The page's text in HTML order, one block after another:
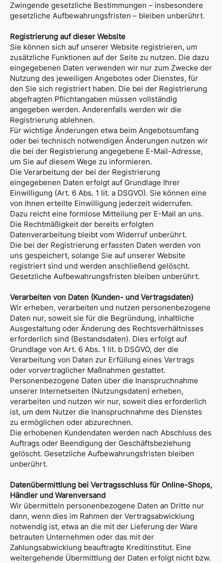
Zwingende gesetzliche Bestimmungen – insbesondere
gesetzliche Aufbewahrungsfristen – bleiben unberührt.
Registrierung auf dieser Website
Sie können sich auf unserer Website registrieren, um
zusätzliche Funktionen auf der Seite zu nutzen. Die dazu
eingegebenen Daten verwenden wir nur zum Zwecke der
Nutzung des jeweiligen Angebotes oder Dienstes, für
den Sie sich registriert haben. Die bei der Registrierung
abgefragten Pflichtangaben müssen vollständig
angegeben werden. Anderenfalls werden wir die
Registrierung ablehnen.
Für wichtige Änderungen etwa beim Angebotsumfang
oder bei technisch notwendigen Änderungen nutzen wir
die bei der Registrierung angegebene E-Mail-Adresse,
um Sie auf diesem Wege zu informieren.
Die Verarbeitung der bei der Registrierung
eingegebenen Daten erfolgt auf Grundlage Ihrer
Einwilligung (Art. 6 Abs. 1 lit. a DSGVO). Sie können eine
von Ihnen erteilte Einwilligung jederzeit widerrufen.
Dazu reicht eine formlose Mitteilung per E-Mail an uns.
Die Rechtmäßigkeit der bereits erfolgten
Datenverarbeitung bleibt vom Widerruf unberührt.
Die bei der Registrierung erfassten Daten werden von
uns gespeichert, solange Sie auf unserer Website
registriert sind und werden anschließend gelöscht.
Gesetzliche Aufbewahrungsfristen bleiben unberührt.
Verarbeiten von Daten (Kunden- und Vertragsdaten)
Wir erheben, verarbeiten und nutzen personenbezogene
Daten nur, soweit sie für die Begründung, inhaltliche
Ausgestaltung oder Änderung des Rechtsverhältnisses
erforderlich sind (Bestandsdaten). Dies erfolgt auf
Grundlage von Art. 6 Abs. 1 lit. b DSGVO, der die
Verarbeitung von Daten zur Erfüllung eines Vertrags
oder vorvertraglicher Maßnahmen gestattet.
Personenbezogene Daten über die Inanspruchnahme
unserer Internetseiten (Nutzungsdaten) erheben,
verarbeiten und nutzen wir nur, soweit dies erforderlich
ist, um dem Nutzer die Inanspruchnahme des Dienstes
zu ermöglichen oder abzurechnen.
Die erhobenen Kundendaten werden nach Abschluss des
Auftrags oder Beendigung der Geschäftsbeziehung
gelöscht. Gesetzliche Aufbewahrungsfristen bleiben
unberührt.
Datenübermittlung bei Vertragsschluss für Online-Shops,
Händler und Warenversand
Wir übermitteln personenbezogene Daten an Dritte nur
dann, wenn dies im Rahmen der Vertragsabwicklung
notwendig ist, etwa an die mit der Lieferung der Ware
betrauten Unternehmen oder das mit der
Zahlungsabwicklung beauftragte Kreditinstitut. Eine
weitergehende Übermittlung der Daten erfolgt nicht bzw.